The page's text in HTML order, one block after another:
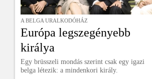
A BELGA URALKODÓHÁZ
Európa legszegényebb
királya
Egy brüsszeli mondás szerint csak egy igazi
belga létezik: a mindenkori király.